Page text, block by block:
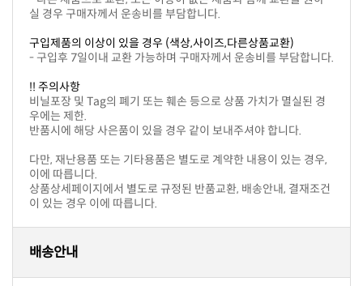
실 경우 구매자께서 운송비를 부담합니다.
구입제품의 이상이 있을 경우 (색상,사이즈,다른상품교환)
- 구입후 7일이내 교환 가능하며 구매자께서 운송비를 부담합니다.
!! 주의사항
우에는 제한.
반품시에 해당 사은품이 있을 경우 같이 보내주셔야 합니다.
이에 따릅니다.
이 있는 경우 이에 따릅니다.
배송안내